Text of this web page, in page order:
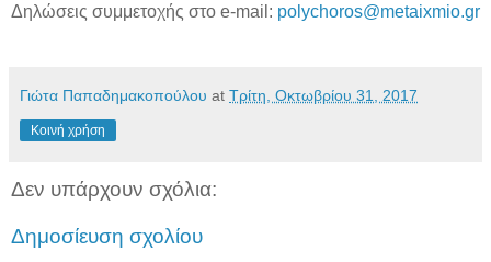
Δηλώσεις συμμετοχής στο e-mail: polychoros@metaixmio.gr
Γιώτα Παπαδημακοπούλου at Τρίτη, Οκτωβρίου 31, 2017
Κοινή χρήση
Δεν υπάρχουν σχόλια:
Δημοσίευση σχολίου